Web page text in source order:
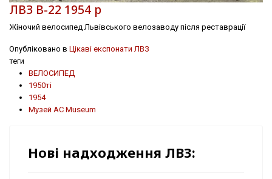
ЛВЗ В-22 1954 р
Жіночий велосипед Львівського велозаводу після реставрації
Опубліковано в Цікаві експонати ЛВЗ
теги
ВЕЛОСИПЕД
1950ті
1954
Музей AC Museum
Нові надходження ЛВЗ: